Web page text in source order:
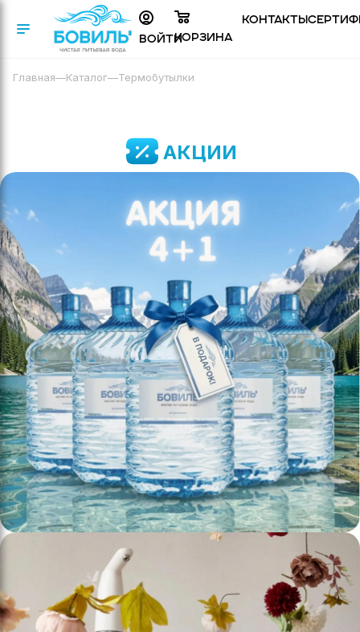
Контакты
Корзина
Войти
Главная—Каталог—Термобутылки
АКЦИИ